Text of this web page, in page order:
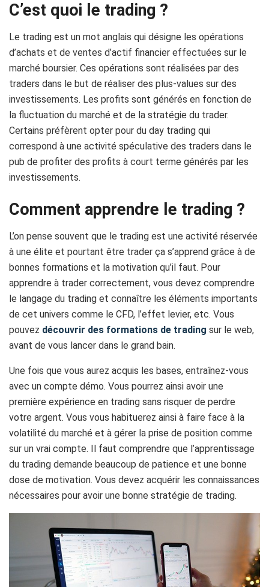
C’est quoi le trading ?
Le trading est un mot anglais qui désigne les opérations
d’achats et de ventes d’actif financier effectuées sur le
marché boursier. Ces opérations sont réalisées par des
traders dans le but de réaliser des plus-values sur des
investissements. Les profits sont générés en fonction de
la fluctuation du marché et de la stratégie du trader.
Certains préfèrent opter pour du day trading qui
correspond à une activité spéculative des traders dans le
pub de profiter des profits à court terme générés par les
investissements.
Comment apprendre le trading ?
L’on pense souvent que le trading est une activité réservée
à une élite et pourtant être trader ça s’apprend grâce à de
bonnes formations et la motivation qu’il faut. Pour
apprendre à trader correctement, vous devez comprendre
le langage du trading et connaître les éléments importants
de cet univers comme le CFD, l’effet levier, etc. Vous
pouvez découvrir des formations de trading sur le web,
avant de vous lancer dans le grand bain.
Une fois que vous aurez acquis les bases, entraînez-vous
avec un compte démo. Vous pourrez ainsi avoir une
première expérience en trading sans risquer de perdre
votre argent. Vous vous habituerez ainsi à faire face à la
volatilité du marché et à gérer la prise de position comme
sur un vrai compte. Il faut comprendre que l’apprentissage
du trading demande beaucoup de patience et une bonne
dose de motivation. Vous devez acquérir les connaissances
nécessaires pour avoir une bonne stratégie de trading.